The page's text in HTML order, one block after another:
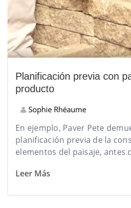
Planificación previa con
producto
Sophie Rhéaume
En ejemplo, Paver Pete
planificación previa de la c
elementos del paisaje, antes
Leer Más